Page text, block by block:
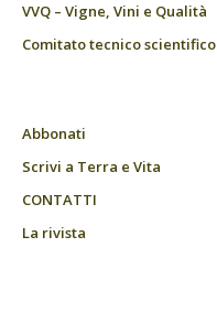
VVQ – Vigne, Vini e Qualità
Comitato tecnico scientifico
Abbonati
Scrivi a Terra e Vita
CONTATTI
La rivista